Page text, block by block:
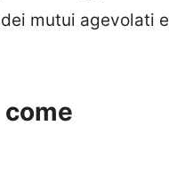
mutui agevolati e